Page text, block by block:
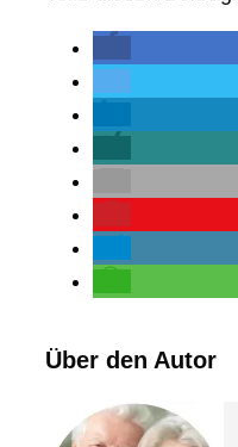
Über den Autor